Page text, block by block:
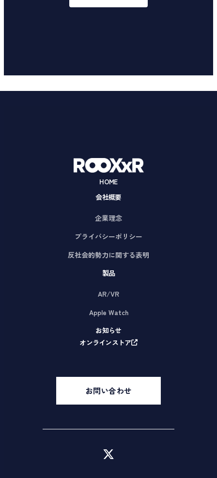
HOME
会社概要
企業理念
プライバシーポリシー
反社会的勢力に関する表明
製品
AR/VR
Apple Watch
お知らせ
オンラインストア
お問い合わせ